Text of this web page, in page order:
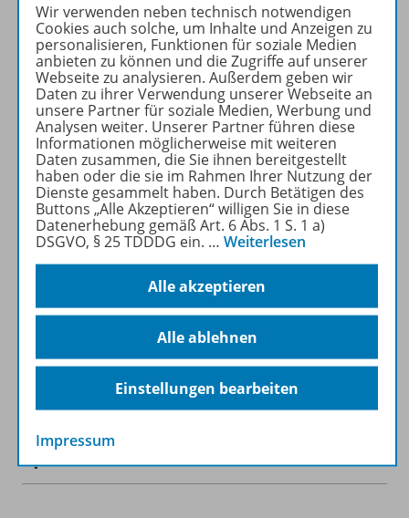
DEUTSCHUNTERRICHT
Ihr Wegweiser zu den
wichtigsten Seiten:
zu den Abo-Angeboten
zum Zeitschriftenkiosk
zum Online-Archiv
Mehr zur Zeitschrift
Informationen
Beschreibung
Spar-Pakete
Wir verwenden neben technisch notwendigen
Cookies auch solche, um Inhalte und Anzeigen zu
personalisieren, Funktionen für soziale Medien
anbieten zu können und die Zugriffe auf unserer
Webseite zu analysieren. Außerdem geben wir
Daten zu ihrer Verwendung unserer Webseite an
unsere Partner für soziale Medien, Werbung und
Analysen weiter. Unserer Partner führen diese
Informationen möglicherweise mit weiteren
Daten zusammen, die Sie ihnen bereitgestellt
haben oder die sie im Rahmen Ihrer Nutzung der
Dienste gesammelt haben. Durch Betätigen des
Buttons „Alle Akzeptieren“ willigen Sie in diese
Datenerhebung gemäß Art. 6 Abs. 1 S. 1 a)
DSGVO, § 25 TDDDG ein. … Weiterlesen
Alle akzeptieren
Alle ablehnen
Einstellungen bearbeiten
Impressum